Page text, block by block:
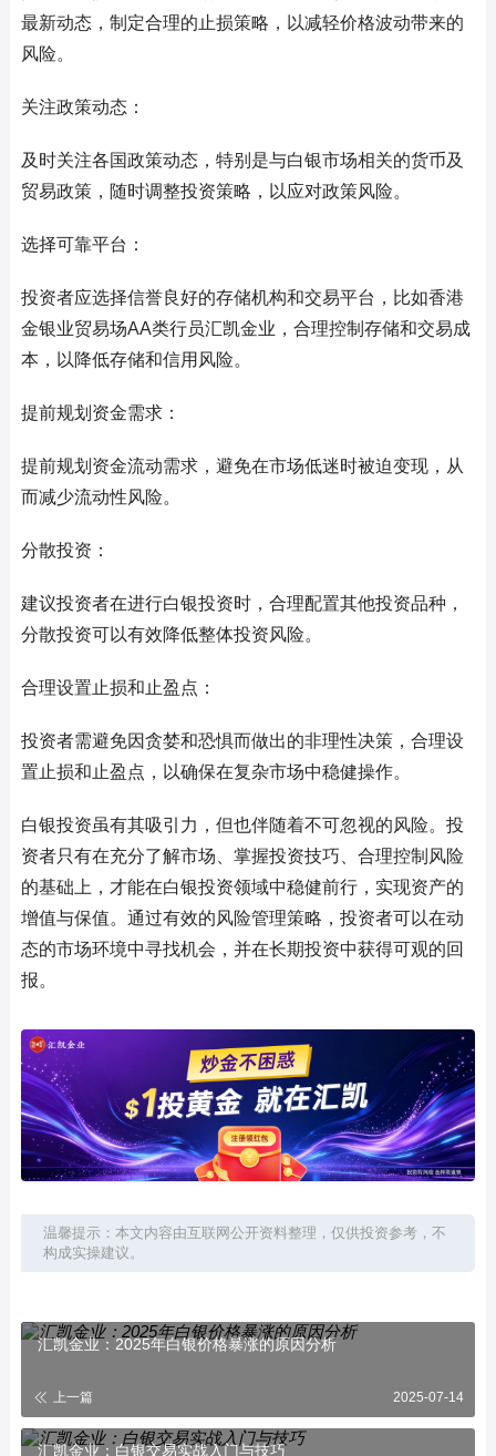
最新动态，制定合理的止损策略，以减轻价格波动带来的
风险。
关注政策动态：
及时关注各国政策动态，特别是与白银市场相关的货币及
贸易政策，随时调整投资策略，以应对政策风险。
选择可靠平台：
投资者应选择信誉良好的存储机构和交易平台，比如香港
金银业贸易场AA类行员汇凯金业，合理控制存储和交易成
本，以降低存储和信用风险。
提前规划资金需求：
提前规划资金流动需求，避免在市场低迷时被迫变现，从
而减少流动性风险。
分散投资：
建议投资者在进行白银投资时，合理配置其他投资品种，
分散投资可以有效降低整体投资风险。
合理设置止损和止盈点：
投资者需避免因贪婪和恐惧而做出的非理性决策，合理设
置止损和止盈点，以确保在复杂市场中稳健操作。
白银投资虽有其吸引力，但也伴随着不可忽视的风险。投
资者只有在充分了解市场、掌握投资技巧、合理控制风险
的基础上，才能在白银投资领域中稳健前行，实现资产的
增值与保值。通过有效的风险管理策略，投资者可以在动
态的市场环境中寻找机会，并在长期投资中获得可观的回
报。
温馨提示：本文内容由互联网公开资料整理，仅供投资参考，不
构成实操建议。
汇凯金业：2025年白银价格暴涨的原因分析
上一篇 2025-07-14
汇凯金业：白银交易实战入门与技巧